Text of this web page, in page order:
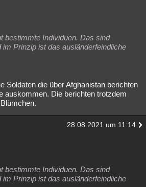
bestimmte Individuen. Das sind
im Prinzip ist das ausländerfeindliche
Soldaten die über Afghanistan berichten
auskommen. Die berichten trotzdem
28.08.2021 um 11:14
bestimmte Individuen. Das sind
im Prinzip ist das ausländerfeindliche